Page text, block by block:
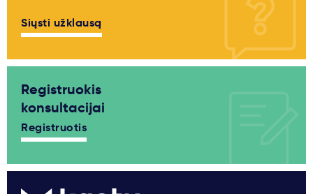
Siųsti užklausą
Registruokis
konsultacijai
Registruotis